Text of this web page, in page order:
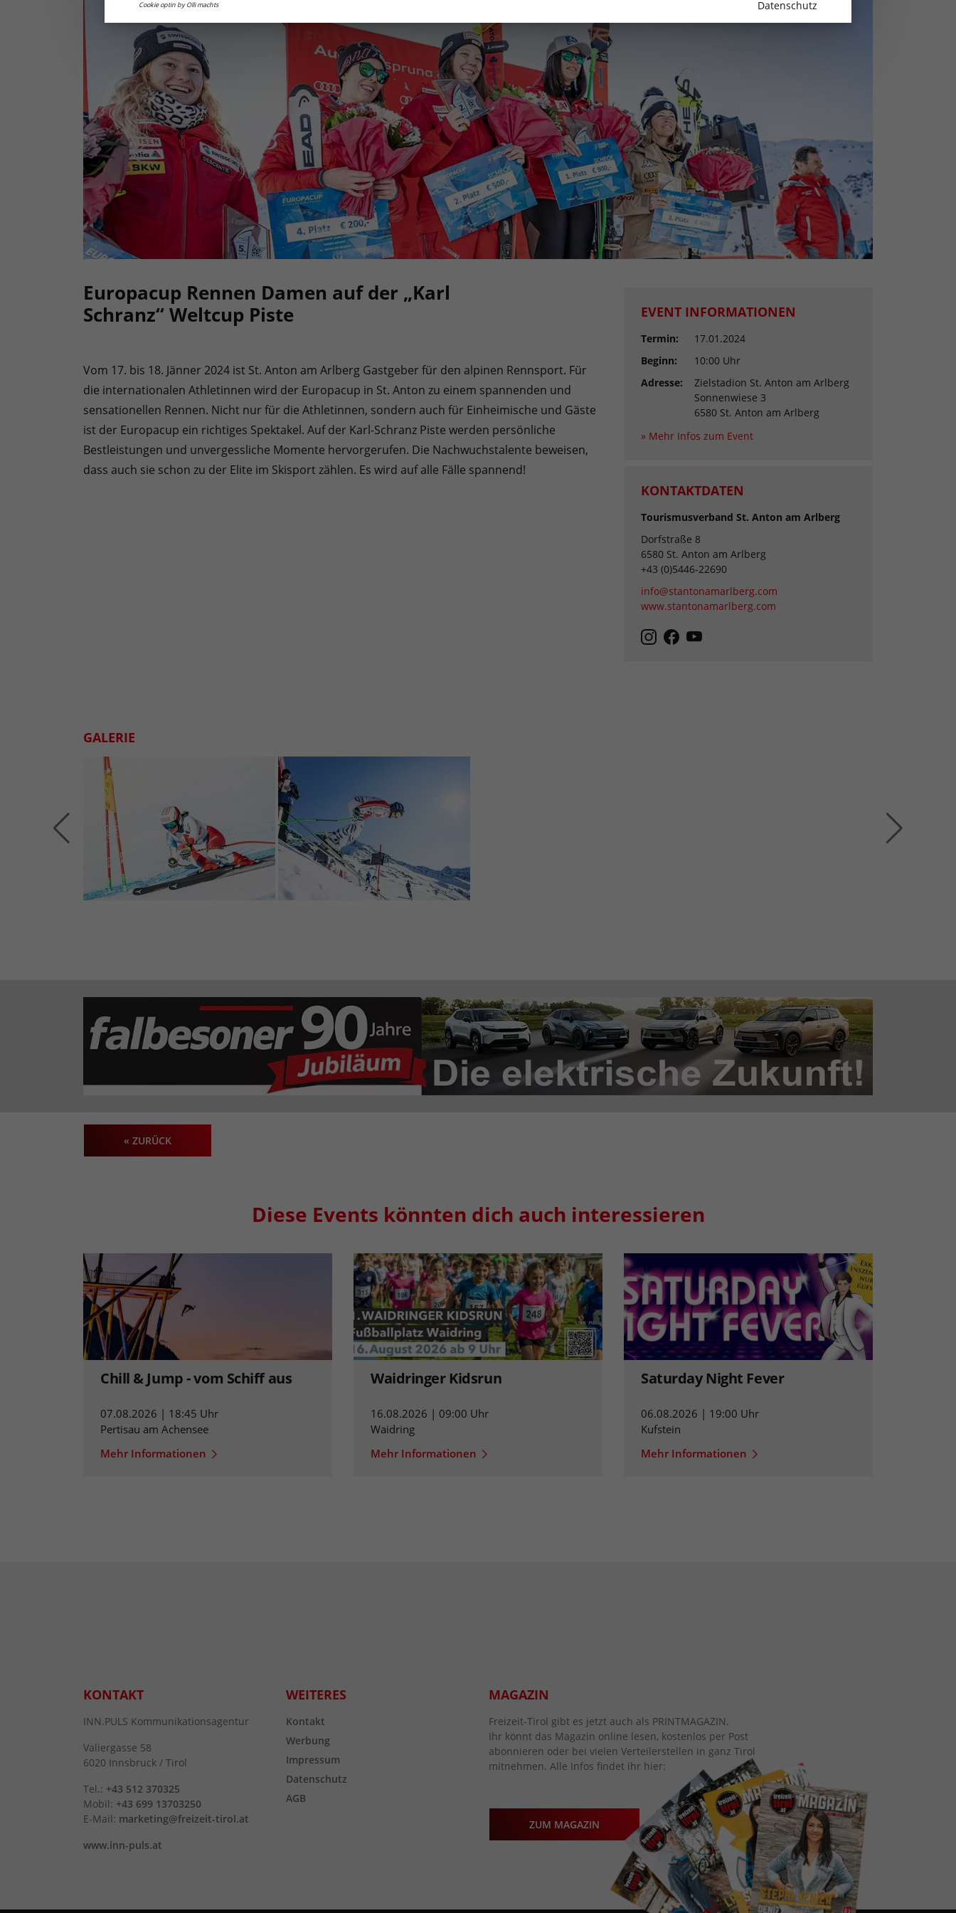
Europacup Rennen Damen auf der „Karl
Schranz“ Weltcup Piste
Vom 17. bis 18. Jänner 2024 ist St. Anton am Arlberg Gastgeber für den alpinen Rennsport. Für
die internationalen Athletinnen wird der Europacup in St. Anton zu einem spannenden und
sensationellen Rennen. Nicht nur für die Athletinnen, sondern auch für Einheimische und Gäste
ist der Europacup ein richtiges Spektakel. Auf der Karl-Schranz Piste werden persönliche
Bestleistungen und unvergessliche Momente hervorgerufen. Die Nachwuchstalente beweisen,
dass auch sie schon zu der Elite im Skisport zählen. Es wird auf alle Fälle spannend!
EVENT INFORMATIONEN
Termin:
17.01.2024
Beginn:
10:00 Uhr
Adresse:
Zielstadion St. Anton am Arlberg
Sonnenwiese 3
6580 St. Anton am Arlberg
» Mehr Infos zum Event
KONTAKTDATEN
Tourismusverband St. Anton am Arlberg
Dorfstraße 8
6580 St. Anton am Arlberg
+43 (0)5446-22690
info@stantonamarlberg.com
www.stantonamarlberg.com
GALERIE
« ZURÜCK
Diese Events könnten dich auch interessieren
Chill & Jump - vom Schiff aus
07.08.2026 | 18:45 Uhr
Pertisau am Achensee
Mehr Informationen
Waidringer Kidsrun
16.08.2026 | 09:00 Uhr
Waidring
Mehr Informationen
Saturday Night Fever
06.08.2026 | 19:00 Uhr
Kufstein
Mehr Informationen
KONTAKT
INN.PULS Kommunikationsagentur
Valiergasse 58
6020 Innsbruck / Tirol
Tel.: +43 512 370325
Mobil: +43 699 13703250
E-Mail: marketing@freizeit-tirol.at
www.inn-puls.at
WEITERES
Kontakt
Werbung
Impressum
Datenschutz
AGB
MAGAZIN
Freizeit-Tirol gibt es jetzt auch als PRINTMAGAZIN.
Ihr könnt das Magazin online lesen, kostenlos per Post
abonnieren oder bei vielen Verteilerstellen in ganz Tirol
mitnehmen. Alle Infos findet ihr hier:
ZUM MAGAZIN
Cookie optin by Olli machts Datenschutz